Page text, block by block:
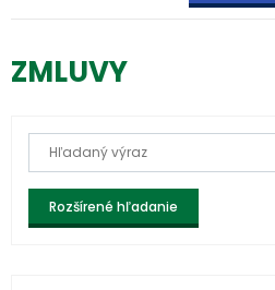
ZMLUVY
Rozšírené hľadanie